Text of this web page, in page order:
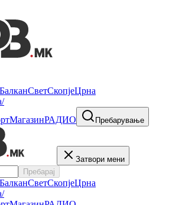
БалканСветСкопјеЦрна
МагазинРАДИО Пребарување
Затвори мени
Пребарај
БалканСветСкопјеЦрна